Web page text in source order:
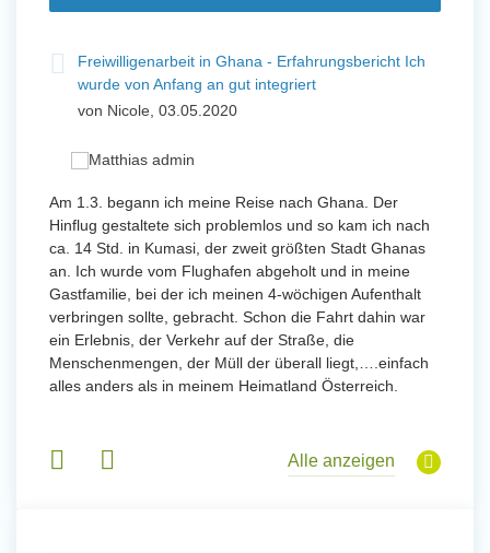
Freiwilligenarbeit in Ghana - Erfahrungsbericht Ich
wurde von Anfang an gut integriert
von Nicole, 03.05.2020
Am 1.3. begann ich meine Reise nach Ghana. Der
Hinflug gestaltete sich problemlos und so kam ich nach
ca. 14 Std. in Kumasi, der zweit größten Stadt Ghanas
an. Ich wurde vom Flughafen abgeholt und in meine
Gastfamilie, bei der ich meinen 4-wöchigen Aufenthalt
verbringen sollte, gebracht. Schon die Fahrt dahin war
ein Erlebnis, der Verkehr auf der Straße, die
Menschenmengen, der Müll der überall liegt,….einfach
alles anders als in meinem Heimatland Österreich.
Alle anzeigen